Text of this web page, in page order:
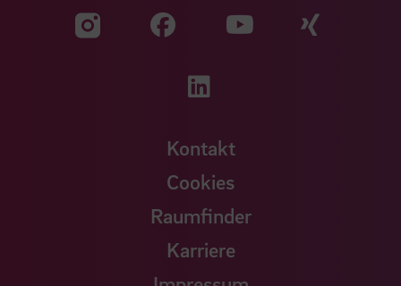
Zu unserer Facebook
Zu
Zu unserer
Kontakt
Cookies
Raumfinder
Karriere